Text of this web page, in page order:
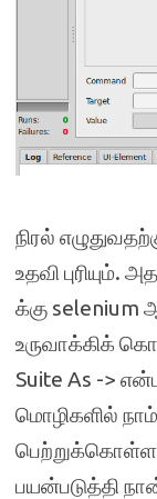
நிரல்
உதவி புரியும்.
க்கு selenium
உருவாக்கிக்
Suite As ->
மொழிகளில்
பெற்றுக்கொள்ள
பயன்படுத்தி